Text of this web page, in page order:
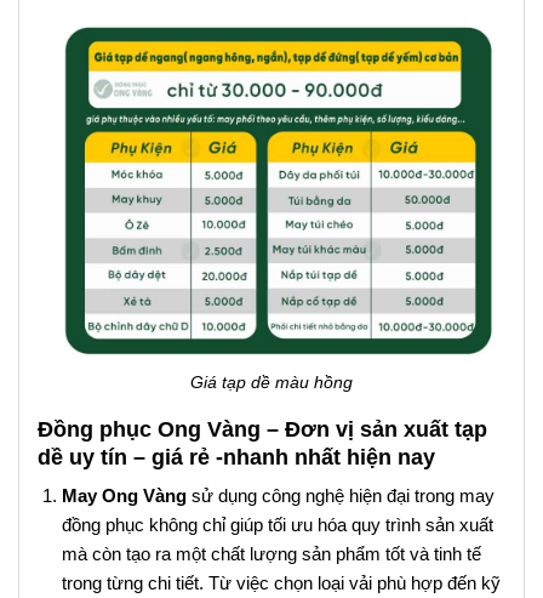
Giá tạp dề màu hồng
Đồng phục Ong Vàng – Đơn vị sản xuất tạp
dề uy tín – giá rẻ -nhanh nhất hiện nay
May Ong Vàngsử dụng công nghệ hiện đại trong may
đồng phục không chỉ giúp tối ưu hóa quy trình sản xuất
mà còn tạo ra một chất lượng sản phẩm tốt và tinh tế
trong từng chi tiết. Từ việc chọn loại vải phù hợp đến kỹ